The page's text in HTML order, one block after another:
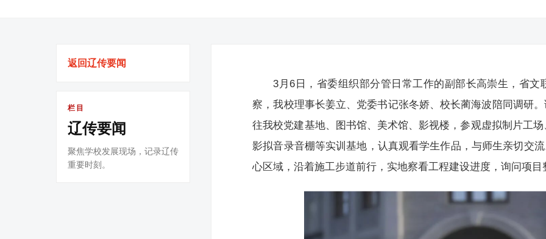
返回辽传要闻
栏目
辽传要闻
聚焦学校发展现场，记录辽传
重要时刻。
3月6日，省委组织部分管日常工作的副部长高崇生，省
察，我校理事长姜立、党委书记张冬娇、校长蔺海波陪同调研
往我校党建基地、图书馆、美术馆、影视楼，参观虚拟制片工
影拟音录音棚等实训基地，认真观看学生作品，与师生亲切交
心区域，沿着施工步道前行，实地察看工程建设进度，询问项